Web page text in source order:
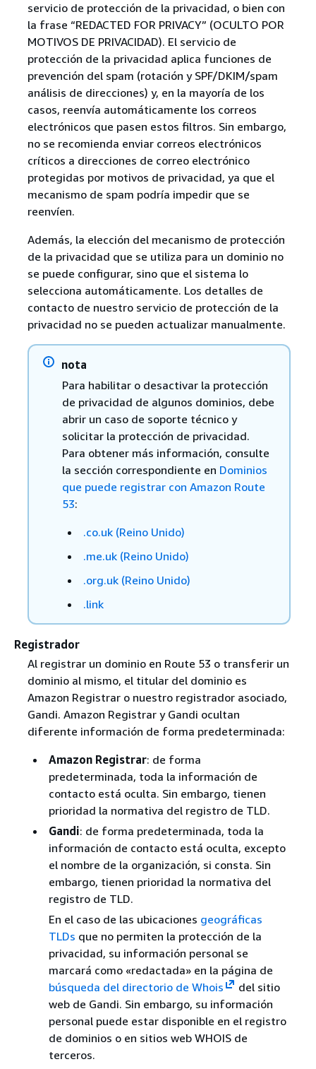
servicio de protección de la privacidad, o bien con
la frase “REDACTED FOR PRIVACY” (OCULTO POR
MOTIVOS DE PRIVACIDAD). El servicio de
protección de la privacidad aplica funciones de
prevención del spam (rotación y SPF/DKIM/spam
análisis de direcciones) y, en la mayoría de los
casos, reenvía automáticamente los correos
electrónicos que pasen estos filtros. Sin embargo,
no se recomienda enviar correos electrónicos
críticos a direcciones de correo electrónico
protegidas por motivos de privacidad, ya que el
mecanismo de spam podría impedir que se
reenvíen.
Además, la elección del mecanismo de protección
de la privacidad que se utiliza para un dominio no
se puede configurar, sino que el sistema lo
selecciona automáticamente. Los detalles de
contacto de nuestro servicio de protección de la
privacidad no se pueden actualizar manualmente.
nota
Para habilitar o desactivar la protección
de privacidad de algunos dominios, debe
abrir un caso de soporte técnico y
solicitar la protección de privacidad.
Para obtener más información, consulte
la sección correspondiente en Dominios
que puede registrar con Amazon Route
53:
.co.uk (Reino Unido)
.me.uk (Reino Unido)
.org.uk (Reino Unido)
.link
Registrador
Al registrar un dominio en Route 53 o transferir un
dominio al mismo, el titular del dominio es
Amazon Registrar o nuestro registrador asociado,
Gandi. Amazon Registrar y Gandi ocultan
diferente información de forma predeterminada:
Amazon Registrar: de forma
predeterminada, toda la información de
contacto está oculta. Sin embargo, tienen
prioridad la normativa del registro de TLD.
Gandi: de forma predeterminada, toda la
información de contacto está oculta, excepto
el nombre de la organización, si consta. Sin
embargo, tienen prioridad la normativa del
registro de TLD.
En el caso de las ubicaciones geográficas
TLDs que no permiten la protección de la
privacidad, su información personal se
marcará como «redactada» en la página de
búsqueda del directorio de Whois
del sitio
web de Gandi. Sin embargo, su información
personal puede estar disponible en el registro
de dominios o en sitios web WHOIS de
terceros.